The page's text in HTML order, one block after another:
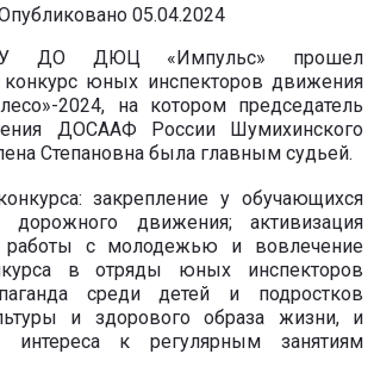
05.04.2024
ДО ДЮЦ «Импульс» прошел
юных инспекторов движения
2024, на котором председатель
ДОСААФ России Шумихинского
Степановна была главным судьей.
закрепление у обучающихся
дорожного движения; активизация
работы с молодежью и вовлечение
в отряды юных инспекторов
среди детей и подростков
и здорового образа жизни, и
к регулярным занятиям